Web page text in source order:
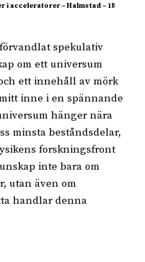
i acceleratorer – Halmstad – 18
spekulativ
om ett universum
ett innehåll av mörk
inne i en spännande
hänger nära
minsta beståndsdelar,
forskningsfront
inte bara om
utan även om
handlar denna